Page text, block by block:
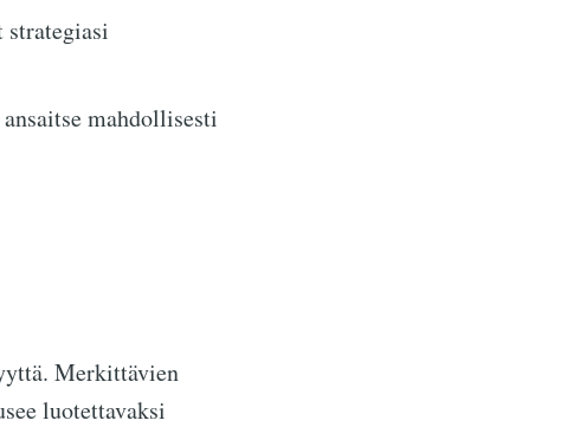
strategiasi
mahdollisesti
Merkittävien
luotettavaksi